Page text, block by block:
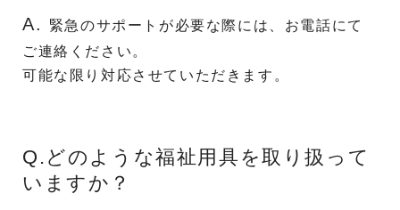
A.
緊急のサポートが必要な際には、お電話にて
ご連絡ください。
可能な限り対応させていただきます。
Q.どのような福祉用具を取り扱って
いますか？